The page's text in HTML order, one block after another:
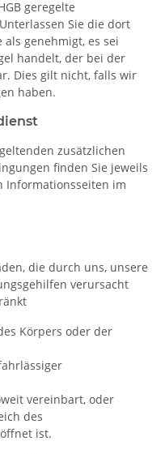
geregelte
Sie die dort
als genehmigt, es sei
handelt, der bei der
Dies gilt nicht, falls wir
haben.
zusätzlichen
finden Sie jeweils
Informationsseiten im
die durch uns, unsere
verursacht
Körpers oder der
vereinbart, oder
des
ist.